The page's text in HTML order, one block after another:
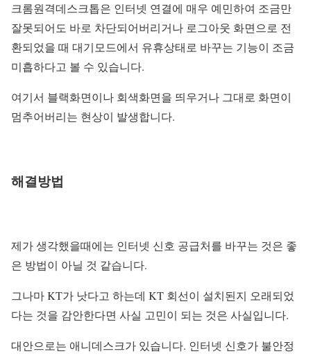
크롬원격데스크톱은 인터넷 연결에 매우 예민하여 조금만
잘못되어도 바로 차단되어버리거나 로그아웃 화면으로 전
환되었을 때 대기모드에서 유휴상태로 바꾸는 기능이 조금
미흡하다고 볼 수 있습니다.
여기서 블랙화면이나 회색화면을 띄우거나 그대로 화면이
멈추어버리는 현상이 발생합니다.
해결방법
제가 생각했을때에는 인터넷 신호 공급처를 바꾸는 것은 좋
은 방법이 아닐 것 같습니다.
그나마 KT가 낫다고 하는데 KT 회선이 설치된지 오래되었
다는 것을 감안한다면 사실 고민이 되는 것은 사실입니다.
대안으로는 애니데스크가 있습니다. 인터넷 신호가 불안정